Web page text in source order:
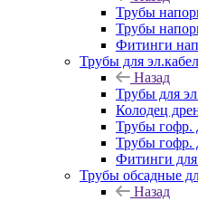
Трубы
Трубы
Фитинги
Трубы для
Назад
Трубы для
Колодец
Трубы
Трубы
Фитинги
Трубы обсадные
Назад